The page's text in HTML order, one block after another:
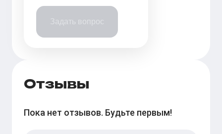
Задать вопрос
Отзывы
Пока нет отзывов. Будьте первым!